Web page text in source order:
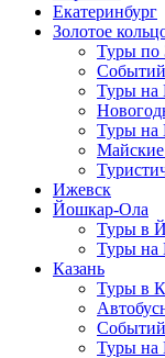
Екатеринбург
Золотое
Туры по
Туры на
Туры на
Майские
Ижевск
Йошкар-Ола
Туры в
Туры на
Казань
Туры в
Туры на